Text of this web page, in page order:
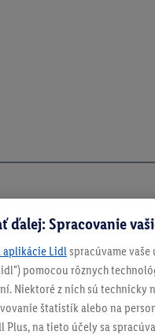
ďalej: Spracovanie
aplikácie Lidl spracúvame
pomocou rôznych
Niektoré z nich sú technicky
štatistík alebo na
na tieto účely sa